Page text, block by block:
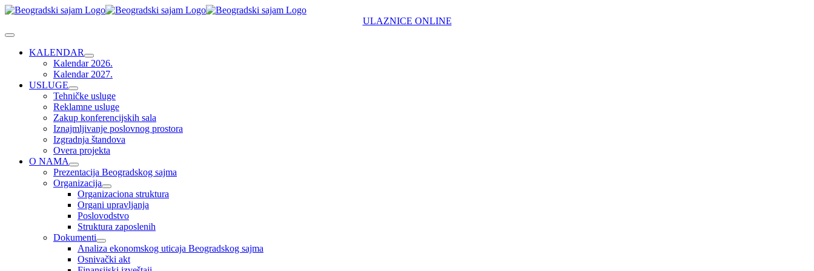
Skip
content
ULAZNICE ONLINE
Toggle
NavigationKALENDAR
Kalendar 2026.
Kalendar 2027.
USLUGE
Tehničke usluge
Reklamne usluge
Zakup konferencijskih sala
Iznajmljivanje poslovnog prostora
Izgradnja štandova
Overa projekta
O NAMA
Prezentacija Beogradskog sajma
Organizacija
Organizaciona struktura
Organi upravljanja
Poslovodstvo
Struktura zaposlenih
Dokumenti
Analiza ekonomskog uticaja Beogradskog sajma
Osnivački akt